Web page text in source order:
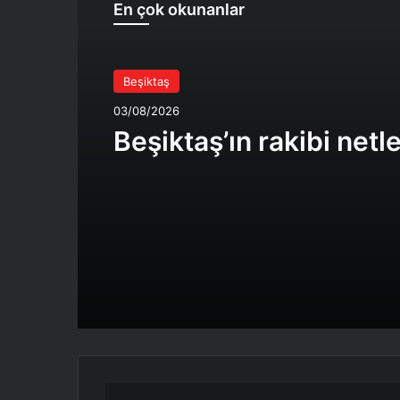
En çok okunanlar
Beşiktaş
03/08/2026
Beşiktaş’ın rakibi